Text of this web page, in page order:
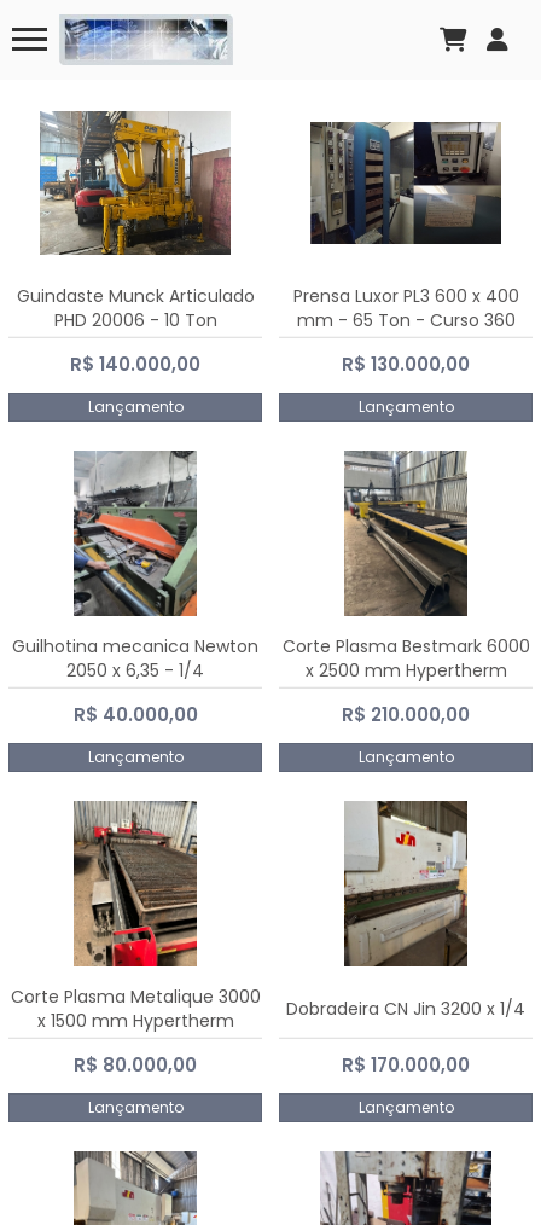
Guindaste Munck Articulado
PHD 20006 - 10 Ton
R$ 140.000,00
Lançamento
Prensa Luxor PL3 600 x 400
mm - 65 Ton - Curso 360
mm
R$ 130.000,00
Lançamento
Guilhotina mecanica Newton
2050 x 6,35 - 1/4
R$ 40.000,00
Lançamento
Corte Plasma Bestmark 6000
x 2500 mm Hypertherm
MaxPro 200
R$ 210.000,00
Lançamento
Corte Plasma Metalique 3000
x 1500 mm Hypertherm
Powermax 45 xp
R$ 80.000,00
Lançamento
Dobradeira CN Jin 3200 x 1/4
R$ 170.000,00
Lançamento